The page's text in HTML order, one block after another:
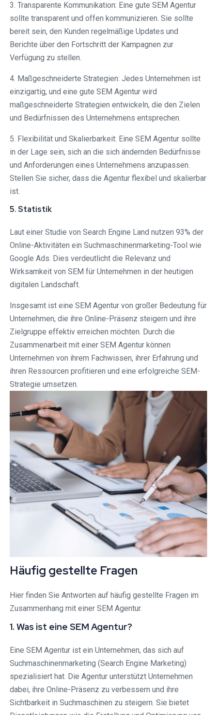
3. Transparente Kommunikation: Eine gute SEM Agentur
sollte transparent und offen kommunizieren. Sie sollte
bereit sein, den Kunden regelmäßige Updates und
Berichte über den Fortschritt der Kampagnen zur
Verfügung zu stellen.
4. Maßgeschneiderte Strategien: Jedes Unternehmen ist
einzigartig, und eine gute SEM Agentur wird
maßgeschneiderte Strategien entwickeln, die den Zielen
und Bedürfnissen des Unternehmens entsprechen.
5. Flexibilität und Skalierbarkeit: Eine SEM Agentur sollte
in der Lage sein, sich an die sich ändernden Bedürfnisse
und Anforderungen eines Unternehmens anzupassen.
Stellen Sie sicher, dass die Agentur flexibel und skalierbar
ist.
5. Statistik
Laut einer Studie von Search Engine Land nutzen 93% der
Online-Aktivitäten ein Suchmaschinenmarketing-Tool wie
Google Ads. Dies verdeutlicht die Relevanz und
Wirksamkeit von SEM für Unternehmen in der heutigen
digitalen Landschaft.
Insgesamt ist eine SEM Agentur von großer Bedeutung für
Unternehmen, die ihre Online-Präsenz steigern und ihre
Zielgruppe effektiv erreichen möchten. Durch die
Zusammenarbeit mit einer SEM Agentur können
Unternehmen von ihrem Fachwissen, ihrer Erfahrung und
ihren Ressourcen profitieren und eine erfolgreiche SEM-
Strategie umsetzen.
Häufig gestellte Fragen
Hier finden Sie Antworten auf häufig gestellte Fragen im
Zusammenhang mit einer SEM Agentur.
1. Was ist eine SEM Agentur?
Eine SEM Agentur ist ein Unternehmen, das sich auf
Suchmaschinenmarketing (Search Engine Marketing)
spezialisiert hat. Die Agentur unterstützt Unternehmen
dabei, ihre Online-Präsenz zu verbessern und ihre
Sichtbarkeit in Suchmaschinen zu steigern. Sie bietet